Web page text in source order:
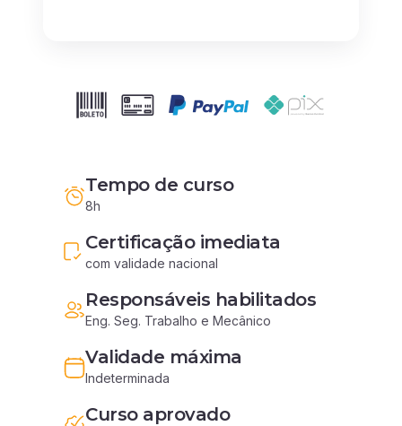
Tempo de curso
8h
Certificação imediata
com validade nacional
Responsáveis habilitados
Eng. Seg. Trabalho e Mecânico
Validade máxima
Indeterminada
Curso aprovado